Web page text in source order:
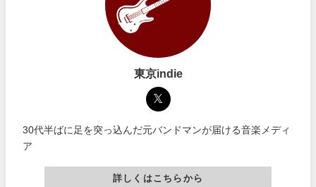
東京indie
30代半ばに足を突っ込んだ元バンドマンが届ける音楽メディ
ア
詳しくはこちらから